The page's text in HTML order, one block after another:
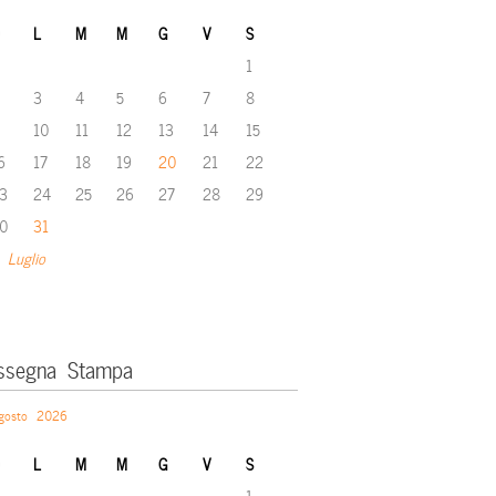
L M M G V S
Luglio
1
3 4 5 6 7
8
10 11 12 13 14
15
17 18 19 20 21
22
24 25 26 27 28
29
31
Stampa
2026
L M M G V S